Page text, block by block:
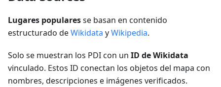
Lugares popularesse basan en contenido
estructurado deWikidata yWikipedia.
Solo se muestran los PDI con un ID de Wikidata
vinculado. Estos ID conectan los objetos del mapa con
nombres, descripciones e imágenes verificados.